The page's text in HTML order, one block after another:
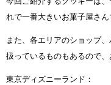
れで一番大きいお菓子屋さん
また、各エリアのショップ
扱っているものもあるので
東京ディズニーランド：